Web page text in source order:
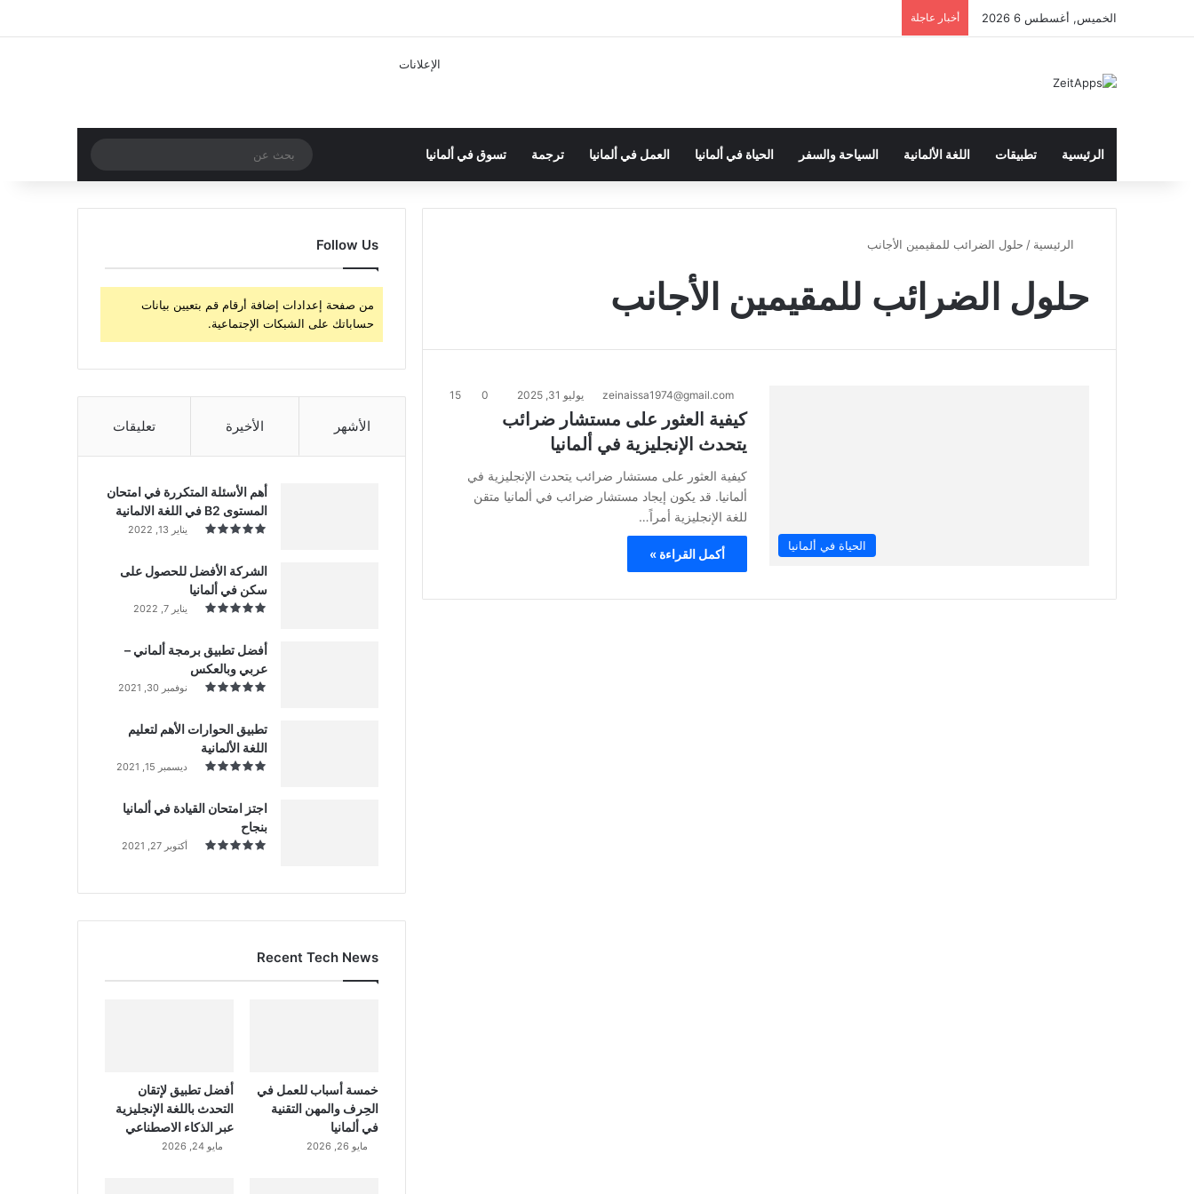
الخميس, أغسطس 6 2026 أخبار عاجلة
الإعلانات
الرئيسية تطبيقات اللغة الألمانية السياحة والسفر الحياة في ألمانيا العمل في ألمانيا ترجمة تسوق في ألمانيا مقال عشوائي
عن
الرئيسية / حلول الضرائب للمقيمين الأجانب
حلول الضرائب للمقيمين الأجانب
الحياة في ألمانيا
zeinaissa1974@gmail.com يوليو 31, 2025 0
15
كيفية العثور على مستشار ضرائب
يتحدث الإنجليزية في ألمانيا
كيفية العثور على مستشار ضرائب يتحدث الإنجليزية في
ألمانيا. قد يكون إيجاد مستشار ضرائب في ألمانيا متقن
للغة الإنجليزية أمراً…
أكمل القراءة »
Follow Us
من صفحة إعدادات إضافة أرقام قم بتعيين بيانات
حساباتك على الشبكات الإجتماعية.
الأشهر الأخيرة تعليقات
أهم الأسئلة المتكررة في امتحان
المستوى B2 في اللغة الالمانية
يناير 13, 2022
الشركة الأفضل للحصول على
سكن في ألمانيا
يناير 7, 2022
أفضل تطبيق برمجة ألماني –
عربي وبالعكس
نوفمبر 30, 2021
تطبيق الحوارات الأهم لتعليم
اللغة الألمانية
ديسمبر 15, 2021
اجتز امتحان القيادة في ألمانيا
بنجاح
أكتوبر 27, 2021
Recent Tech News
خمسة أسباب للعمل في
الحِرف والمهن التقنية
في ألمانيا
مايو 26, 2026
أفضل تطبيق لإتقان
التحدث باللغة الإنجليزية
عبر الذكاء الاصطناعي
مايو 24, 2026